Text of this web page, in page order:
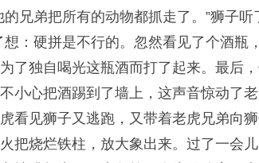
兄弟把所有的动物都抓走了。”狮子听
：硬拼是不行的。忽然看见了个酒瓶
了独自喝光这瓶酒而打了起来。最后
小心把酒踢到了墙上，这声音惊动了
看见狮子又逃跑，又带着老虎兄弟向
把烧烂铁柱，放大象出来。过了一会